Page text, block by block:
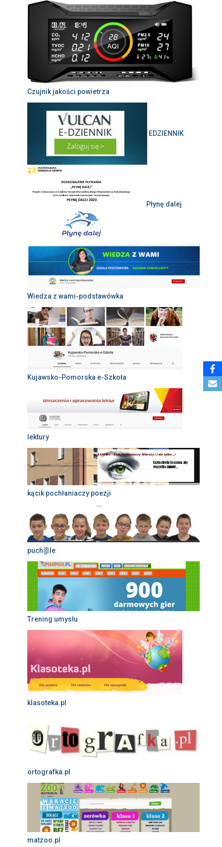
Czujnik jakości powietrza
EDZIENNIK
Płynę dalej
Wiedza z wami-podstawówka
Kujawsko-Pomorska e-Szkoła
lektury
kącik pochłaniaczy poezji
puch@le
Trening umysłu
klasoteka.pl
ortografka.pl
matzoo.pl